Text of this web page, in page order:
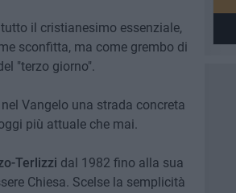
il cristianesimo essenziale,
sconfitta, ma come grembo di
"terzo giorno".
Vangelo una strada concreta
più attuale che mai.
Terlizzi dal 1982 fino alla sua
Chiesa. Scelse la semplicità